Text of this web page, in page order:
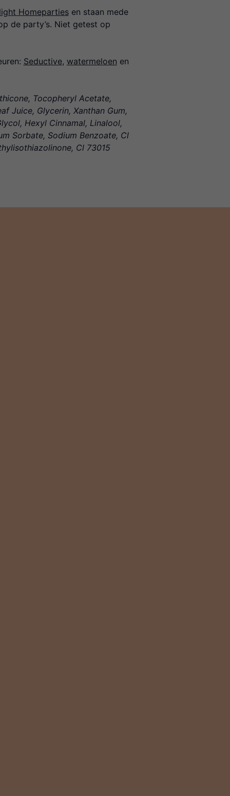
Homepartiesen staan mede
de party’s. Niet getest op
Seductive, watermeloen en
Tocopheryl Acetate,
Juice, Glycerin, Xanthan Gum,
Hexyl Cinnamal, Linalool,
Sorbate, Sodium Benzoate, Cl
Cl 73015